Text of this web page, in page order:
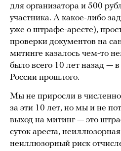
для организатора и 500
участника. А какое-либо
уже о штрафе-аресте),
проверки документов на
митинге казалось чем-то
было всего 10 лет назад —
России прошлого.
Мы не приросли в
за эти 10 лет, но мы и не
выход на митинг — это
суток ареста, неиллюзорная
неиллюзорный риск